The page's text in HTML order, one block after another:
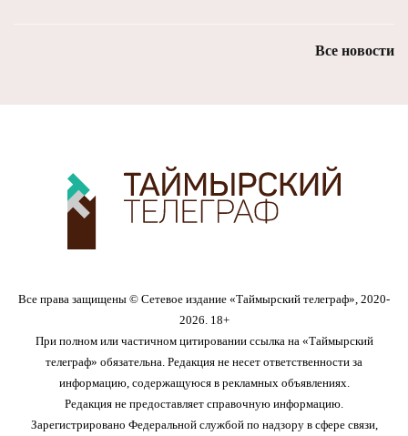
Все новости
Все права защищены © Сетевое издание «Таймырский телеграф», 2020-
2026. 18+
При полном или частичном цитировании ссылка на «Таймырский
телеграф» обязательна. Редакция не несет ответственности за
информацию, содержащуюся в рекламных объявлениях.
Редакция не предоставляет справочную информацию.
Зарегистрировано Федеральной службой по надзору в сфере связи,